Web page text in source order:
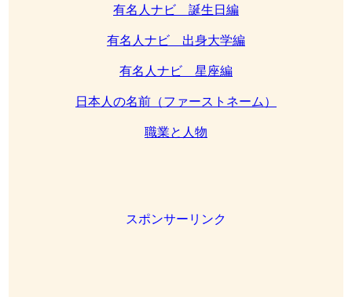
有名人ナビ 誕生日編
有名人ナビ 出身大学編
有名人ナビ 星座編
日本人の名前（ファーストネーム）
職業と人物
スポンサーリンク